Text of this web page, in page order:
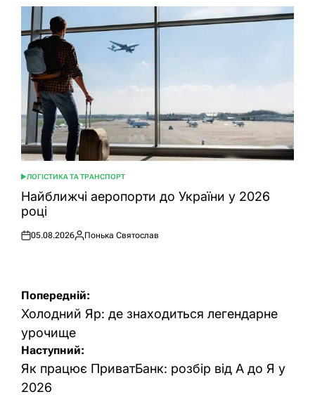
ОПУБЛІКУВАТИ
У
ЛОГІСТИКА ТА ТРАНСПОРТ
Найближчі аеропорти до України у 2026
році
Оприлюднено
05.08.2026
Опубліковано
Понька Святослав
Навігація
записів
Попередній:
Холодний Яр: де знаходиться легендарне
урочище
Наступний:
Як працює ПриватБанк: розбір від А до Я у
2026